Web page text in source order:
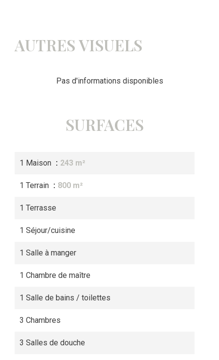
AUTRES VISUELS
Pas d'informations disponibles
SURFACES
1 Maison 243 m²
1 Terrain 800 m²
1 Terrasse
1 Séjour/cuisine
1 Salle à manger
1 Chambre de maître
1 Salle de bains / toilettes
3 Chambres
3 Salles de douche